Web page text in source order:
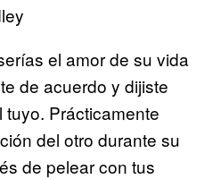
el amor de su vida
de acuerdo y dijiste
Prácticamente
del otro durante su
de pelear con tus